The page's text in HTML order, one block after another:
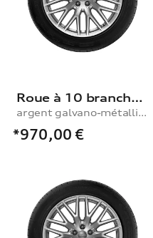
Roue à 10 branches en Y
argent galvano-métallisé, 9,0Jx20, pneu d’hiver 285/45 R20 112V XL, droite
*970,00 €